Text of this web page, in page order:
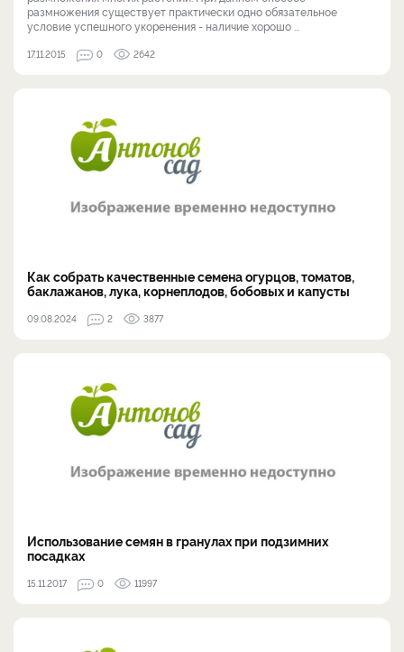
размножения существует практически одно обязательное
условие успешного укоренения - наличие хорошо ...
17.11.2015 0 2642
Как собрать качественные семена огурцов, томатов,
баклажанов, лука, корнеплодов, бобовых и капусты
09.08.2024 2 3877
Использование семян в гранулах при подзимних
посадках
15.11.2017 0 11997